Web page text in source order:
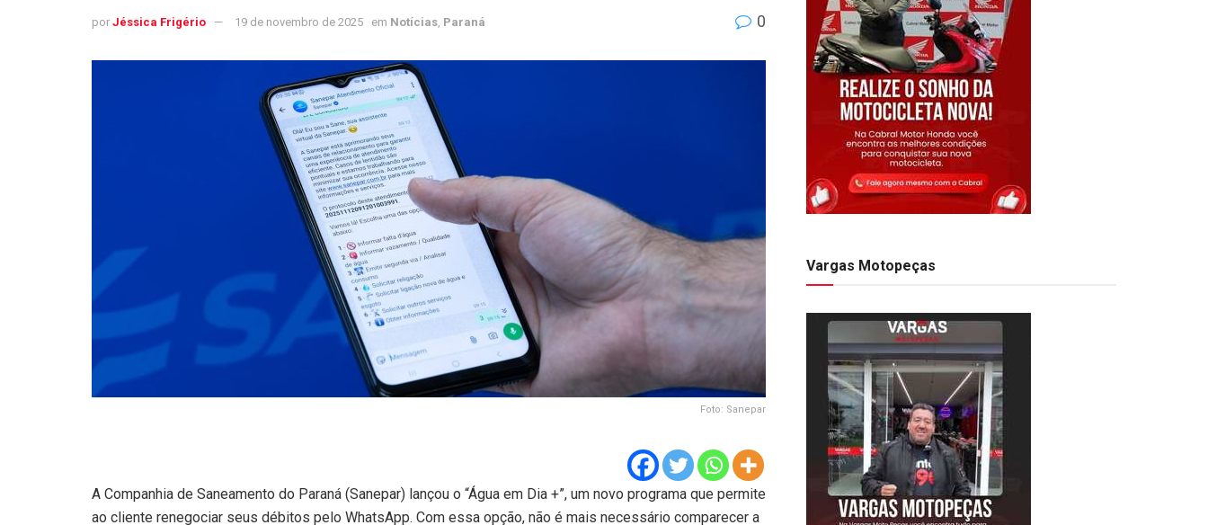
por Jéssica Frigério 19 de novembro de 2025 em Notícias Paraná 0
Foto: Sanepar
A Companhia de Saneamento do Paraná (Sanepar) lançou o “Água em Dia +”, um novo programa que permite
ao cliente renegociar seus débitos pelo WhatsApp. Com essa opção, não é mais necessário comparecer a
Vargas Motopeças